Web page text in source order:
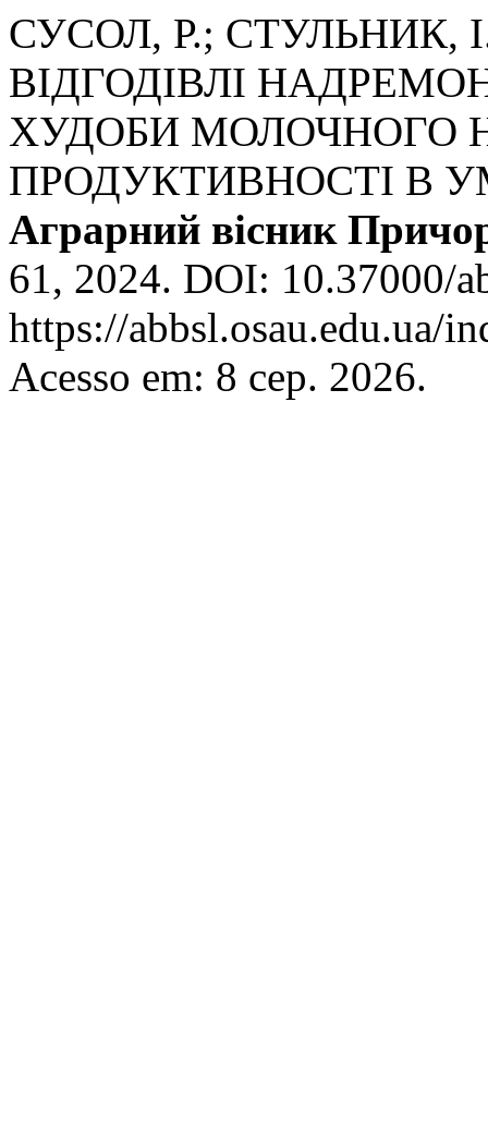
СУСОЛ, Р.; СТУЛЬНИК,
ВІДГОДІВЛІ
ХУДОБИ МОЛОЧНОГО
ПРОДУКТИВНОСТІ В
Аграрний вісник
61, 2024. DOI: 10.37000/
https://abbsl.osau.edu.ua/
Acesso em: 8 сер. 2026.